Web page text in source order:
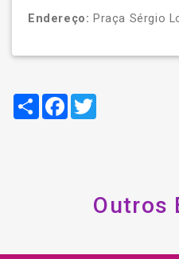
Endereço: Praça Sérgio
Compartilhar
Facebook
Outros